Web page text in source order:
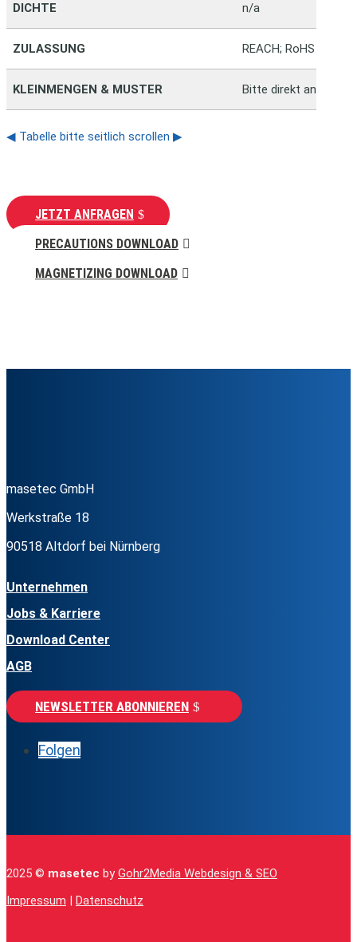
DICHTE n/a
ZULASSUNG REACH; RoHS
KLEINMENGEN & MUSTER Bitte direkt anfragen
◀ Tabelle bitte seitlich scrollen ▶
JETZT ANFRAGEN
PRECAUTIONS DOWNLOAD
MAGNETIZING DOWNLOAD
masetec GmbH
Werkstraße 18
90518 Altdorf bei Nürnberg
Unternehmen
Jobs & Karriere
Download Center
AGB
NEWSLETTER ABONNIEREN
Folgen
2025 © masetec byGohr2Media Webdesign & SEO
Impressum
Datenschutz